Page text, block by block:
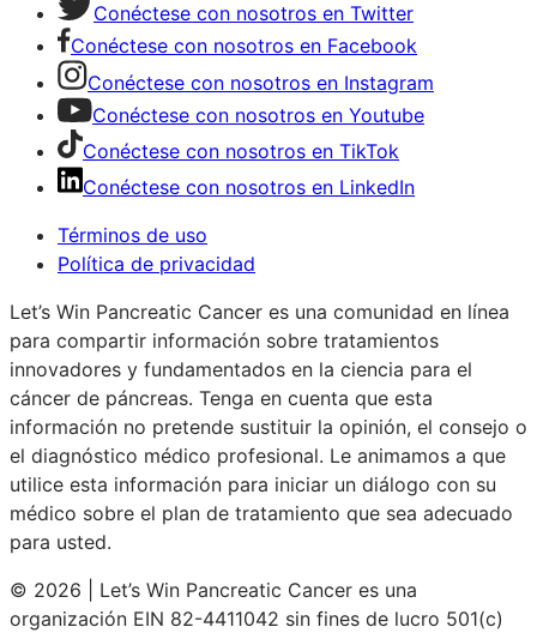
Conéctese con nosotros en Twitter
Conéctese con nosotros en Facebook
Conéctese con nosotros en Instagram
Conéctese con nosotros en Youtube
Conéctese con nosotros en TikTok
Conéctese con nosotros en LinkedIn
Términos de uso
Política de privacidad
Let’s Win Pancreatic Cancer es una comunidad en línea
para compartir información sobre tratamientos
innovadores y fundamentados en la ciencia para el
cáncer de páncreas. Tenga en cuenta que esta
información no pretende sustituir la opinión, el consejo o
el diagnóstico médico profesional. Le animamos a que
utilice esta información para iniciar un diálogo con su
médico sobre el plan de tratamiento que sea adecuado
para usted.
© 2026 | Let’s Win Pancreatic Cancer es una
organización EIN 82-4411042 sin fines de lucro 501(c)